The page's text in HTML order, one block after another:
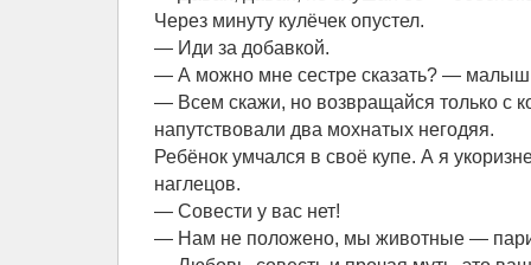
Через минуту кулёчек опустел.
— Иди за добавкой.
— А можно мне сестре сказать? — малыш
— Всем скажи, но возвращайся только с
напутствовали два мохнатых негодяя.
Ребёнок умчался в своё купе. А я
наглецов.
— Совести у вас нет!
— Нам не положено, мы животные —